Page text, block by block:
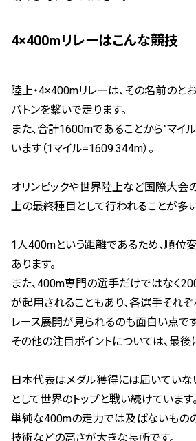
4×400mリレーはこんな競技
陸上・4×400mリレーは、その名前のと
バトンを繋いで走ります。
また、合計1600mであることから”マイ
います（1マイル=1609.344m）。
オリンピックや世界陸上など国際大会
上の最終種目として行われることが多い
1人400mという距離であるため、順位
あります。
また、400m専門の選手だけではなく
が起用されることもあり、各選手それ
レース展開が見られるのも面白い点です
その他の注目ポイントについては、最後
日本代表はメダル獲得には届いていな
として世界のトップと戦い続けています。
単純な400mの走力では及ばないもの
技術などの高さが大きな長所です。